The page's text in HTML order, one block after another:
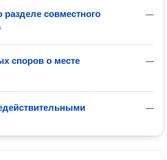
—
разделе совместного
—
споров о месте
—